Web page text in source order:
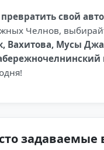
свой
Челнов,
Вахитова, Мусы
задаваемые